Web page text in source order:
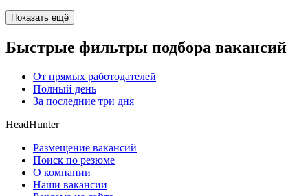
Показать ещё
Быстрые фильтры подбора вакансий
От прямых работодателей
Полный день
За последние три дня
HeadHunter
Размещение вакансий
Поиск по резюме
О компании
Наши вакансии